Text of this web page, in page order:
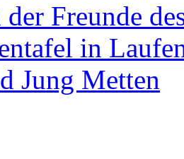
der Freunde
in
Jung Metten